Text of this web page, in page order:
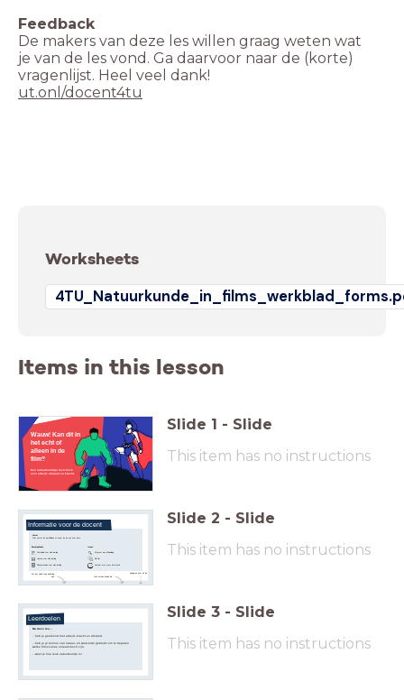
De makers van deze les willen graag weten wat
je van de les vond. Ga daarvoor naar de (korte)
ut.onl/docent4tu
Worksheets
Items in this lesson
Wauw! Kan dit in
het echt of
alleen in de
film?
Een natuurkundige factcheck
over arbeid, afstand en kracht
Slide 1 - Slide
This item has no instructions
Informatie voor de docent
Benodigdheden Iconen
Zet het vinkje 'toon bij leerling'
aan
Toon notities bij elke dia
Navigeren door de les
Vergroot een afbeelding
Klik hier
Hotspot met meer informatie
Laptop voor elke leerling
Rekenmachine voor elke leerling
Vooraf
Print vooraf de werkbladen en neem de les een keer door.
Werkblad voor elke leerling
Slide 2 - Slide
This item has no instructions
Leerdoelen
Na deze les...
...heb je gerekend met arbeid, kracht en afstand.
...heb je je kennis van natuur- en wiskunde gebruikt om te bepalen
welke filmscenes onrealistisch zijn.
...weet je hoe leuk natuurkunde is!
Slide 3 - Slide
This item has no instructions